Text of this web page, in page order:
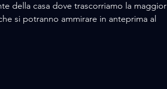
della casa dove trascorriamo la maggior
si potranno ammirare in anteprima al